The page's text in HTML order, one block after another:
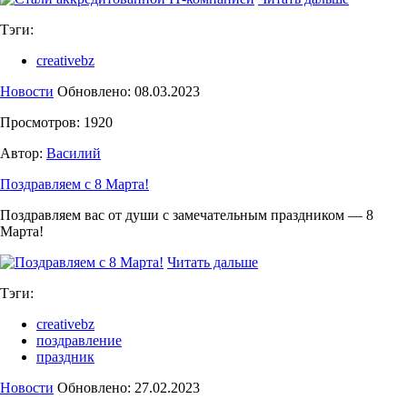
Тэги:
creativebz
Новости Обновлено: 08.03.2023
Просмотров: 1920
Автор: Василий
Поздравляем с 8 Марта!
Поздравляем вас от души с замечательным праздником — 8
Марта!
Читать дальше
Тэги:
creativebz
поздравление
праздник
Новости Обновлено: 27.02.2023